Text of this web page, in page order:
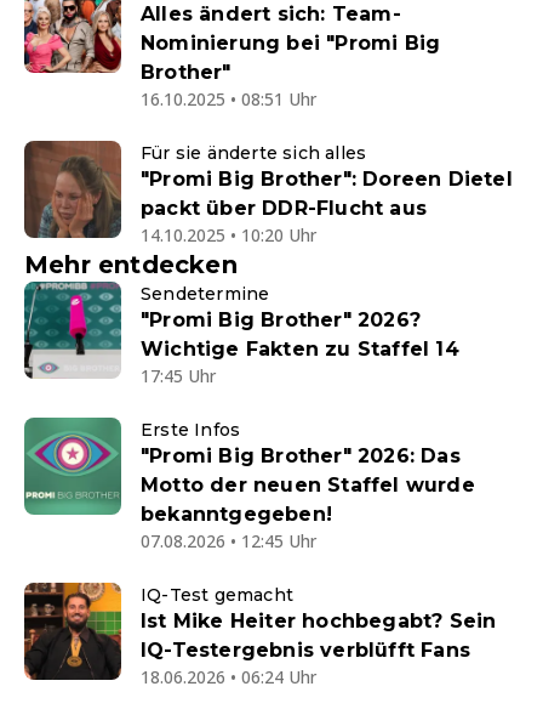
Alles ändert sich: Team-
Nominierung bei "Promi Big
Brother"
16.10.2025 • 08:51 Uhr
Für sie änderte sich alles
"Promi Big Brother": Doreen Dietel
packt über DDR-Flucht aus
14.10.2025 • 10:20 Uhr
Mehr entdecken
Sendetermine
"Promi Big Brother" 2026?
Wichtige Fakten zu Staffel 14
17:45 Uhr
Erste Infos
"Promi Big Brother" 2026: Das
Motto der neuen Staffel wurde
bekanntgegeben!
07.08.2026 • 12:45 Uhr
IQ-Test gemacht
Ist Mike Heiter hochbegabt? Sein
IQ-Testergebnis verblüfft Fans
18.06.2026 • 06:24 Uhr